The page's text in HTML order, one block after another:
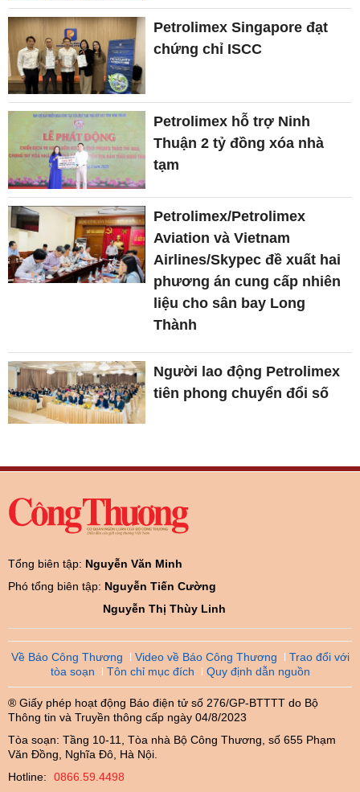
Petrolimex Singapore đạt
chứng chỉ ISCC
Petrolimex hỗ trợ Ninh
Thuận 2 tỷ đồng xóa nhà
tạm
Petrolimex/Petrolimex
Aviation và Vietnam
Airlines/Skypec đề xuất hai
phương án cung cấp nhiên
liệu cho sân bay Long
Thành
Người lao động Petrolimex
tiên phong chuyển đổi số
Tổng biên tập: Nguyễn Văn Minh
Phó tổng biên tập: Nguyễn Tiến Cường
Nguyễn Thị Thùy Linh
Về Báo Công Thương Video về Báo Công Thương
Trao đổi với
tòa soạn
Tôn chỉ mục đích Quy định dẫn nguồn
® Giấy phép hoạt động Báo điện tử số 276/GP-BTTTT do Bộ
Thông tin và Truyền thông cấp ngày 04/8/2023
Tòa soạn: Tầng 10-11, Tòa nhà Bộ Công Thương, số 655 Phạm
Văn Đồng, Nghĩa Đô, Hà Nội.
Hotline:
0866.59.4498